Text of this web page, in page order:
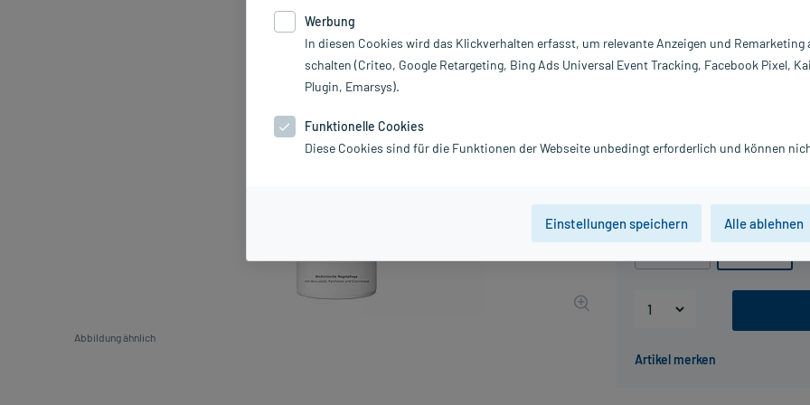
Abbildung ähnlich
inkl. MwSt. zzgl. Versandkosten
Packungseinheit
PZN:
Hersteller:
Werbung
In diesen Cookies wird das Klickverhalten erfasst, um relevante Anzeigen und Remarketing
schalten (Criteo, Google Retargeting, Bing Ads Universal Event Tracking, Facebook Pixel,
Plugin, Emarsys).
Funktionelle Cookies
Diese Cookies sind für die Funktionen der Webseite unbedingt erforderlich und können
Einstellungen speichern Alle ablehnen